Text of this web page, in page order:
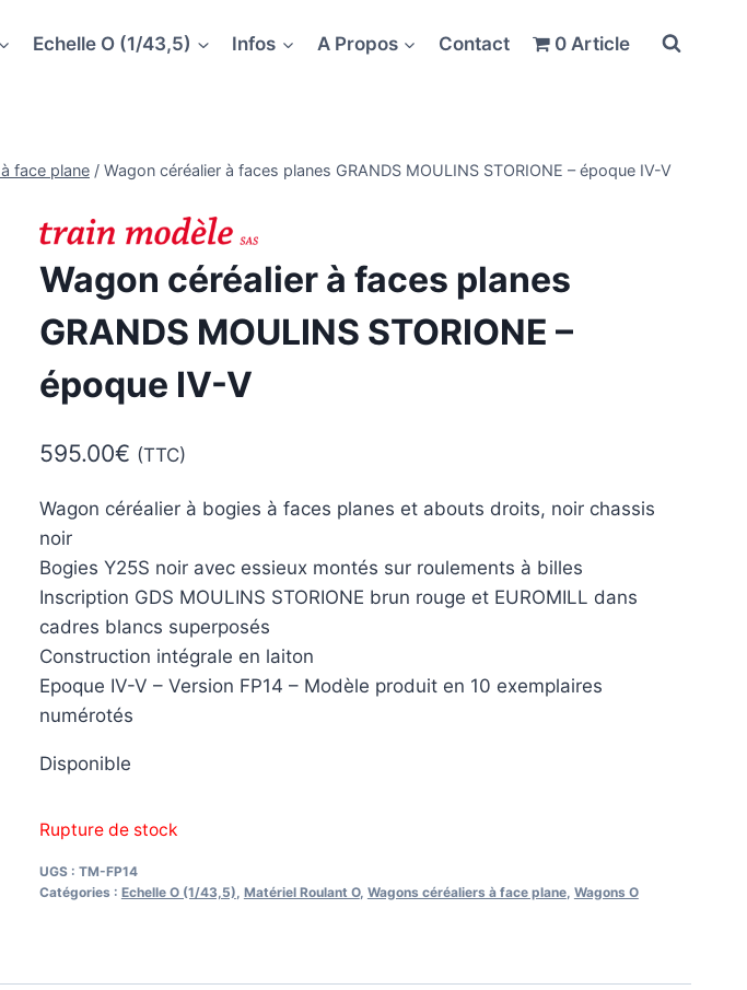
Echelle O (1/43,5) Infos A Propos Contact 0 Article
face plane / Wagon céréalier à faces planes GRANDS MOULINS STORIONE – époque IV-V
Wagon céréalier à faces planes
GRANDS MOULINS STORIONE –
époque IV-V
595.00€ (TTC)
Wagon céréalier à bogies à faces planes et abouts droits, noir chassis
noir
Bogies Y25S noir avec essieux montés sur roulements à billes
Inscription GDS MOULINS STORIONE brun rouge et EUROMILL dans
cadres blancs superposés
Construction intégrale en laiton
Epoque IV-V – Version FP14 – Modèle produit en 10 exemplaires
numérotés
Disponible
Rupture de stock
UGS : TM-FP14
Catégories : Echelle O (1/43,5) Matériel Roulant O, Wagons céréaliers à face plane, Wagons O